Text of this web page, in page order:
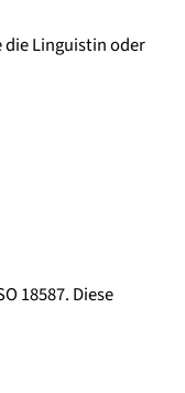
Linguistin oder
18587. Diese